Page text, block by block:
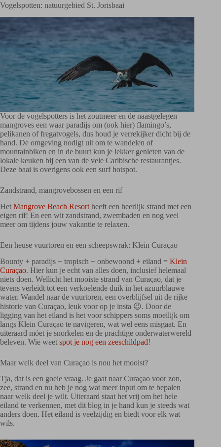
Vogelspotten: natuurgebied St. Jorisbaai
Voor de vogelspotters is het zoutmeer en de naastgelegen
mangroves een waar paradijs om (ook hier) flamingo’s,
pelikanen of fregatvogels, dus houd je verrekijker dicht bij de
hand. De omgeving nodigt uit om te wandelen of
mountainbiken en in de buurt kun je lekker genieten van de
lokale keuken bij een van de vele Caribische restaurantjes.
Deze baai is overigens ook een surf hotspot.
Zandstrand, mangrovebossen en een rif
Het Mangrove Beach Resort heeft een heerlijk strand met een
eigen rif! En een wit zandstrand, zwembaden en nog veel
meer om tijdens jouw vakantie te relaxen.
Een heuse vuurtoren en een scheepswrak: Klein Curaçao
Bounty + paradijs + tropisch + onbewoond + eiland = Klein
Curaçao. Hier kun je echt van alles doen, inclusief helemaal
niets doen. Wellicht het mooiste strand van Curaçao, dat je
tevens verleidt tot een verkoelende duik in het azuurblauwe
water. Wandel naar de vuurtoren, een overblijfsel uit de rijke
historie van Curaçao, leuk voor op je insta 😉. Door de
ligging van het eiland is het voor schippers soms moeilijk om
langs Klein Curaçao te navigeren, wat wel eens misgaat. En
uiteraard móet je snorkelen en de prachtige onderwaterwereld
beleven. Wie weet spot je nog een zeeschildpad!
Maar welk deel van Curaçao is nou het mooist?
Tja, dat is een goeie vraag. Je gaat naar Curaçao voor zon,
zee, strand en nu heb je nog wat meer input om te bepalen
naar welk deel je wilt. Uiteraard staat het vrij om het hele
eiland te verkennen, met dit blog in je hand kun je steeds wat
anders doen. Het eiland is veelzijdig en biedt voor elk wat
wils.